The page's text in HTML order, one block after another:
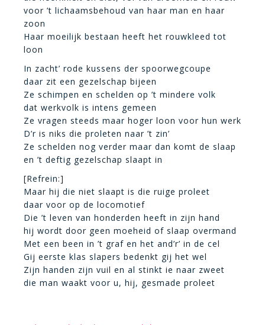
voor ’t lichaamsbehoud van haar man en haar
zoon
Haar moeilijk bestaan heeft het rouwkleed tot
loon
In zacht’ rode kussens der spoorwegcoupe
daar zit een gezelschap bijeen
Ze schimpen en schelden op ’t mindere volk
dat werkvolk is intens gemeen
Ze vragen steeds maar hoger loon voor hun werk
D’r is niks die proleten naar ’t zin’
Ze schelden nog verder maar dan komt de slaap
en ’t deftig gezelschap slaapt in
[Refrein:]
Maar hij die niet slaapt is die ruige proleet
daar voor op de locomotief
Die ’t leven van honderden heeft in zijn hand
hij wordt door geen moeheid of slaap overmand
Met een been in ’t graf en het and’r’ in de cel
Gij eerste klas slapers bedenkt gij het wel
Zijn handen zijn vuil en al stinkt ie naar zweet
die man waakt voor u, hij, gesmade proleet